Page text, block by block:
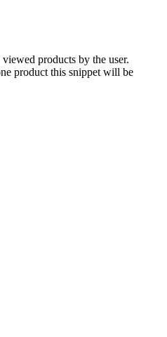
products by the user.
product this snippet will be